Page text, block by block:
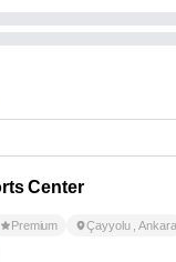
Center
Premium Çayyolu ,Ankara